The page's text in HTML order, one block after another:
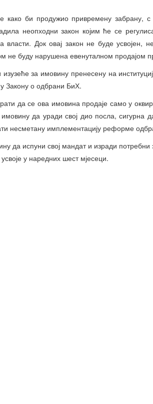
како би продужио привремену забрану,
неопходни закон којим ће се
Док овај закон не буде усвојен,
не буду нарушена евенуталном продајом
за имовину пренесену на
Закону о одбрани БиХ.
да се ова имовина продаје само у
да уради свој дио посла, сигурна
несметану имплементацију реформе
да испуни свој мандат и изради потребни
у наредних шест мјесеци.